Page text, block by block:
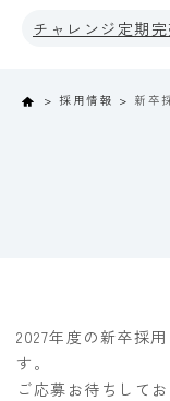
チャレンジ定期
Home採用情報 新卒
2027年度の新卒採
す。
ご応募お待ちしてお